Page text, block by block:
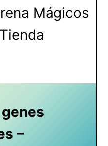
Mágicos
–